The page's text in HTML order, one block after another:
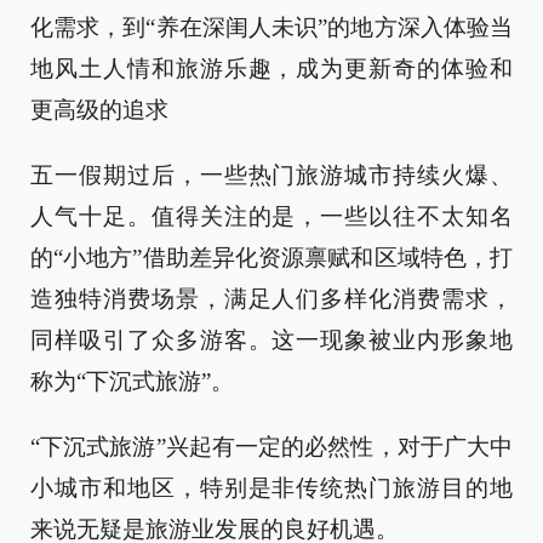
化需求，到“养在深闺人未识”的地方深入体验当
地风土人情和旅游乐趣，成为更新奇的体验和
更高级的追求
五一假期过后，一些热门旅游城市持续火爆、
人气十足。值得关注的是，一些以往不太知名
的“小地方”借助差异化资源禀赋和区域特色，打
造独特消费场景，满足人们多样化消费需求，
同样吸引了众多游客。这一现象被业内形象地
称为“下沉式旅游”。
“下沉式旅游”兴起有一定的必然性，对于广大中
小城市和地区，特别是非传统热门旅游目的地
来说无疑是旅游业发展的良好机遇。